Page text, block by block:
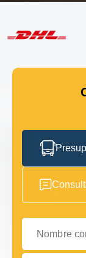
Nombre